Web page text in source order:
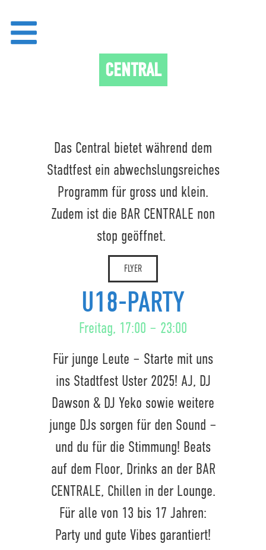
CENTRAL
Das Central bietet während dem
Stadtfest ein abwechslungsreiches
Programm für gross und klein.
Zudem ist die BAR CENTRALE non
stop geöffnet.
FLYER
U18-PARTY
Freitag, 17:00 – 23:00
Für junge Leute – Starte mit uns
ins Stadtfest Uster 2025! AJ, DJ
Dawson & DJ Yeko sowie weitere
junge DJs sorgen für den Sound –
und du für die Stimmung! Beats
auf dem Floor, Drinks an der BAR
CENTRALE, Chillen in der Lounge.
Für alle von 13 bis 17 Jahren:
Party und gute Vibes garantiert!